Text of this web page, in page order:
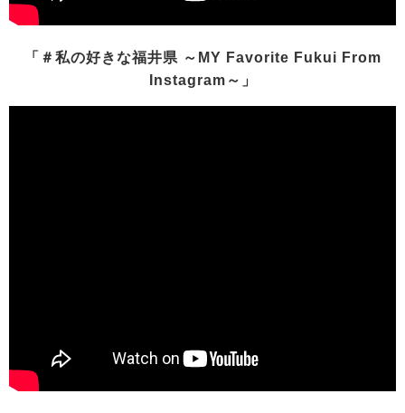
「＃私の好きな福井県 ～MY Favorite Fukui From
Instagram～」